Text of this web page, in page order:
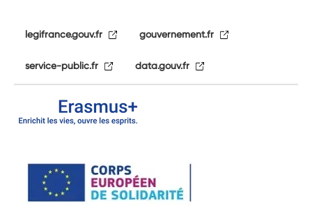
legifrance.gouv.fr gouvernement.fr
service-public.fr data.gouv.fr